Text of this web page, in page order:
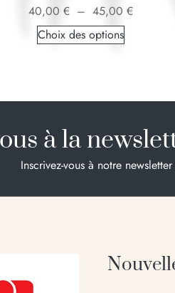
40,00 € – 45,00 €
Choix des options
à la
Inscrivez-vous à notre